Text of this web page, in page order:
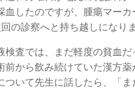
したのですが、腫瘍マー
の診察へと持ち越しになりま
検査では、まだ軽度の貧血
から飲み続けていた漢方
いて先生に話したら、「